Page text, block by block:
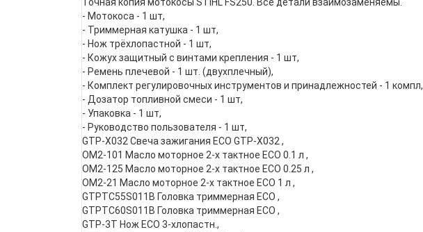
- Мотокоса - 1 шт,
- Триммерная катушка - 1 шт,
- Нож трёхлопастной - 1 шт,
- Кожух защитный с винтами крепления - 1 шт,
- Ремень плечевой - 1 шт. (двухплечный),
- Комплект регулировочных инструментов и принадлежностей - 1 компл,
- Дозатор топливной смеси - 1 шт,
- Упаковка - 1 шт,
- Руководство пользователя - 1 шт,
GTP-X032 Свеча зажигания ECO GTP-X032 ,
OM2-101 Масло моторное 2-х тактное ECO 0.1 л ,
OM2-125 Масло моторное 2-х тактное ECO 0.25 л ,
OM2-21 Масло моторное 2-х тактное ECO 1 л ,
GTPTC55S011B Головка триммерная ECO ,
GTPTC60S011B Головка триммерная ECO ,
GTP-3T Нож ECO 3-хлопастн.,